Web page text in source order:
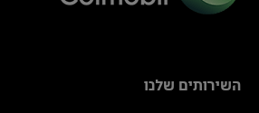
השירותים שלנו